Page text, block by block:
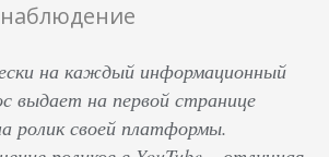
на каждый информационный
выдает на первой странице
ролик своей платформы.